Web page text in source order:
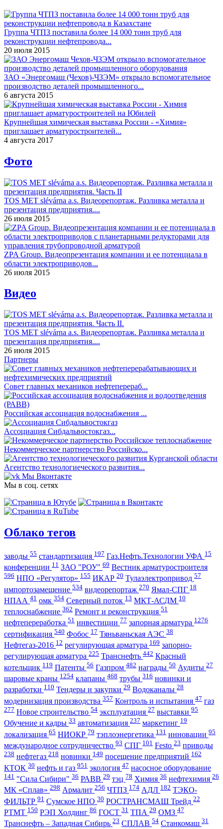
Группа ЧТПЗ поставила более 14 000 тонн труб для
реконструкции нефтепровода...
20 июля 2015
ЗАО «Энергомаш (Чехов)-ЧЗЭМ» открыло вспомогательное
производство деталей промышленного...
6 августа 2015
Крупнейшая химическая выставка России - «Химия»
приглашает арматуростроителей...
4 августа 2017
Фото
TOS MET slévárna a.s. Видеорепортаж. Разливка металла и
презентация предприятия....
26 июля 2015
ZPA Group. Видеопрезентация компании и ее потенциала в
области электроприводов...
26 июля 2015
Видео
TOS MET slévárna a.s. Видеорепортаж. Разливка металла и
презентация предприятия....
26 июля 2015
Партнеры
Совет главных механиков нефтеперераб...
Российская ассоциация водоснабжения ...
Ассоциация Сибдальвостокгаз...
Некоммерческое партнерство Российско...
Агентство технологиеческого развития...
Мы Вконтакте
Мы в соц. сетях
Облако тегов
заводы 55 стандартизация 197 Газ.Нефть.Технологии УФА 15
конференции 11 ЗАО "РОУ" 69 Вестник арматуростроителя
596 НПО «Регулятор» 155 ИКАР 20 Тулаэлектропривод 57
импортозамещение 534 видеорепортаж 270 Ямал-СПГ 18
НПАА 41 омк 354 Северный поток 13 МКТ-АСДМ 10
теплоснабжение 362 Ремонт и реконструкция 51
нефтепереработка 51 инвестиции 77 запорная арматура 1276
сертификация 540 Фобос 17 Тяньваньская АЭС 38
Нефтегаз-2016 12 регулирующая арматура 169 запорно-
регулирующая арматура 225 Транснефть 442 Красный
котельщик 119 Патенты 56 Газпром 482 награды 50 Аудиты 27
шаровые краны 1254 клапаны 468 трубы 316 новинки и
разработки 110 Тендеры и закупки 29 Водоканалы 28
модернизация производства 357 Контроль и испытания 47 газ
277 Новое строительство 54 эксплуатация 27 выставки 95
Обучение и кадры 33 автоматизация 237 маркетинг 19
локализация 65 НИОКР 79 тэплоэнергетика 131 инновации 95
международное сотрудничество 93 СПГ 101 Festo 23 приводы
238 нефтегаз 218 новинки 149 посещение предприятий 162
КТОК 30 нефть и газ 951 экология 47 насосное оборудование
141 "Сила Сибири" 36 РАВВ 29 тэц 78 Химия 36 нефтехимия 26
МК «Сплав» 298 Армалит 256 ЧТПЗ 174 АДЛ 182 ТЭКО-
ФИЛЬТР 91 Сумское НПО 30 РОСТРАНСМАШ Трейд 22
РТМТ 150 РЭП Холдинг 86 ГОСТ 31 ТПА 29 ОМЗ 47
Транснефть – Западная Сибирь 23 СПЛАВ 54 Станкомаш 31